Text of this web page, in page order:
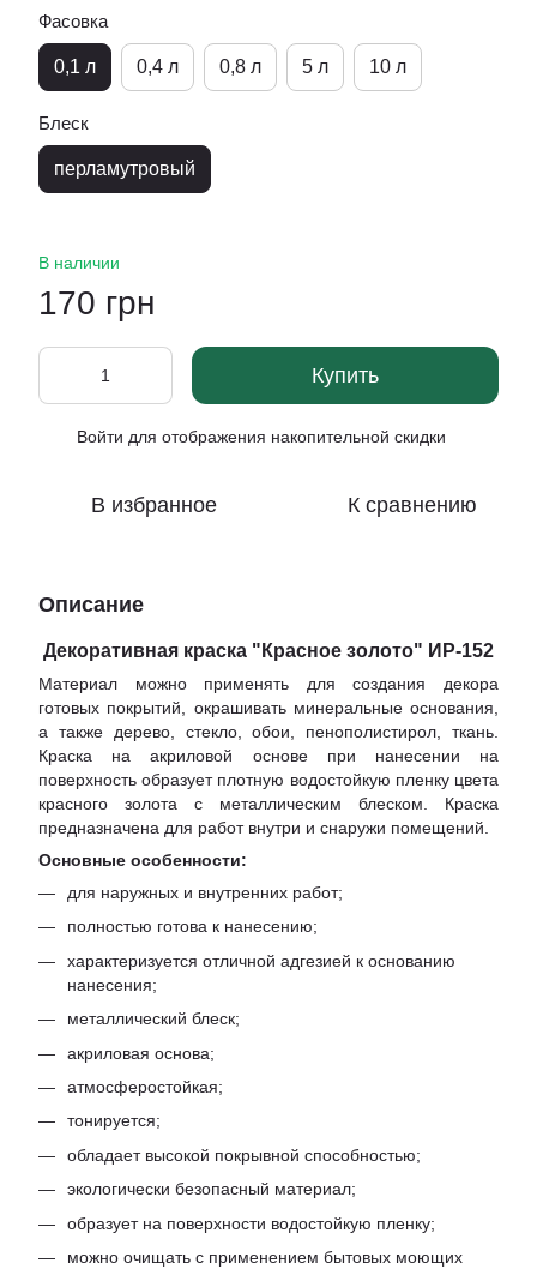
Фасовка
0,1 л 0,4 л 0,8 л 5 л 10 л
Блеск
перламутровый
В наличии
170 грн
Купить
Войти для отображения накопительной скидки
В избранное К сравнению
Описание
Декоративная краска "Красное золото" ИР-152
Материал можно применять для создания декора
готовых покрытий, окрашивать минеральные основания,
а также дерево, стекло, обои, пенополистирол, ткань.
Краска на акриловой основе при нанесении на
поверхность образует плотную водостойкую пленку цвета
красного золота с металлическим блеском. Краска
предназначена для работ внутри и снаружи помещений.
Основные особенности:
для наружных и внутренних работ;
полностью готова к нанесению;
характеризуется отличной адгезией к основанию
нанесения;
металлический блеск;
акриловая основа;
атмосферостойкая;
тонируется;
обладает высокой покрывной способностью;
экологически безопасный материал;
образует на поверхности водостойкую пленку;
можно очищать с применением бытовых моющих